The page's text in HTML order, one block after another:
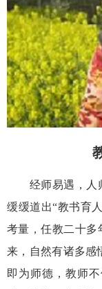
经师易遇，人
缓缓道出“教书育
考量，任教二十多
来 ， 自然有诸多感
即为师德，教师